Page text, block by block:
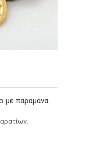
με παραμάνα